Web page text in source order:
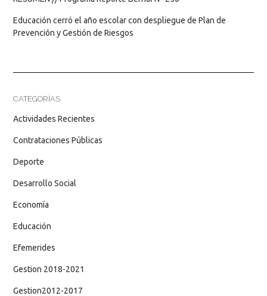
Educación cerró el año escolar con despliegue de Plan de
Prevención y Gestión de Riesgos
CATEGORÍAS
Actividades Recientes
Contrataciones Públicas
Deporte
Desarrollo Social
Economía
Educación
Efemerides
Gestion 2018-2021
Gestion2012-2017